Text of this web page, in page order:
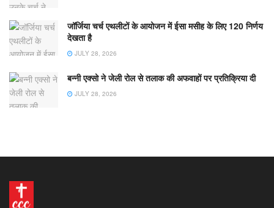
जॉर्जिया चर्च एथलीटों के आयोजन में ईसा मसीह के लिए 120 निर्णय
देखता है
JULY 28, 2026
बन्नी एक्सो ने जेली रोल से तलाक की अफवाहों पर प्रतिक्रिया दी
JULY 28, 2026